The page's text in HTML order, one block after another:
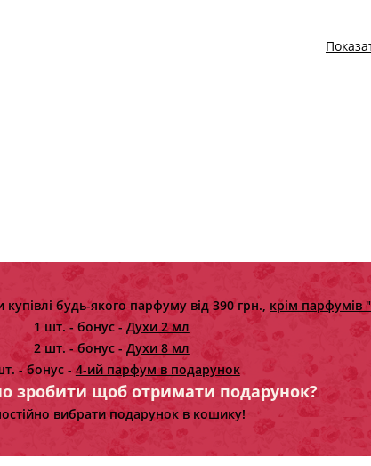
будь-якого парфуму від 390 грн., крім
1 шт. - бонус - Духи 2 мл
2 шт. - бонус - Духи 8 мл
- бонус - 4-ий парфум в подарунок
зробити щоб отримати подарунок?
вибрати подарунок в кошику!